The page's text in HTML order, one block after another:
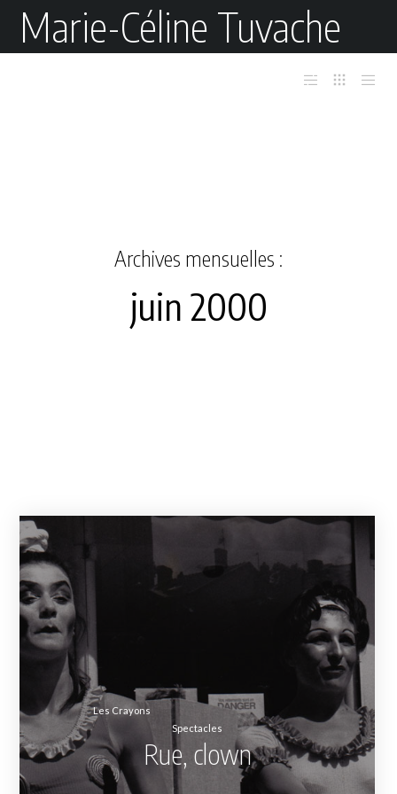
Marie-Céline Tuvache
Archives mensuelles :
juin 2000
Les Crayons
Spectacles
Rue, clown